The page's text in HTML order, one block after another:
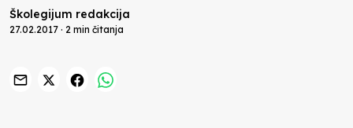
Školegijum redakcija
27.02.2017 · 2 min čitanja